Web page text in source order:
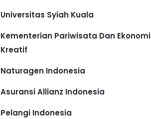
Universitas Syiah Kuala
Kementerian Pariwisata Dan Ekonomi
Kreatif
Naturagen Indonesia
Asuransi Allianz Indonesia
Pelangi Indonesia